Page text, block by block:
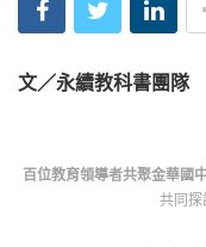
文／永續教科書團隊
百位教育領導者共聚金華國
共同探